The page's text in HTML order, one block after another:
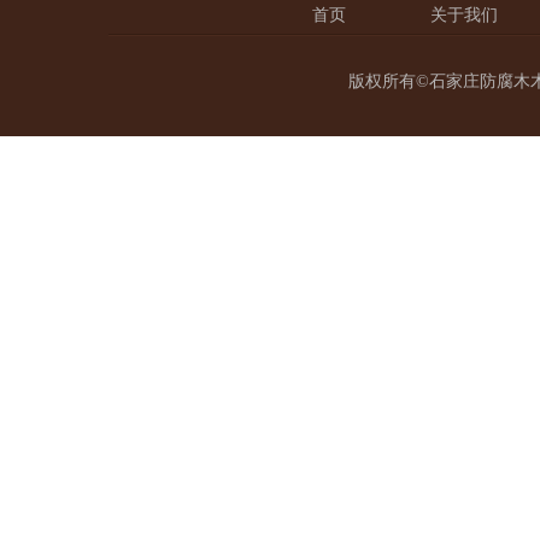
首页 关于我们
版权所有©石家庄防腐